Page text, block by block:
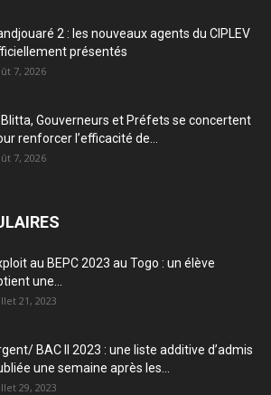
2 : les nouveaux agents du CIPLEV
présentés
7, 2026
Gouverneurs et Préfets se concertent
renforcer l’efficacité de...
7, 2026
au BEPC 2023 au Togo : un élève
une...
21, 2023
BAC II 2023 : une liste additive d’admis
une semaine après les...
29, 2023